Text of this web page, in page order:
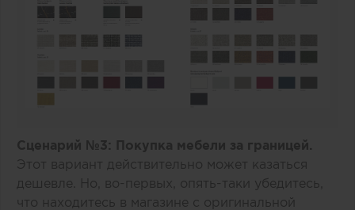
Сценарий №3: Покупка мебели за границей.
Этот вариант действительно может казаться
дешевле. Но, во-первых, опять-таки убедитесь,
что находитесь в магазине с оригинальной